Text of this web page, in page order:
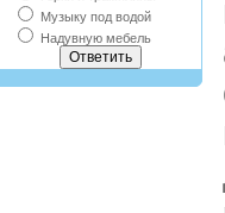
Музыку под водой
Надувную мебель